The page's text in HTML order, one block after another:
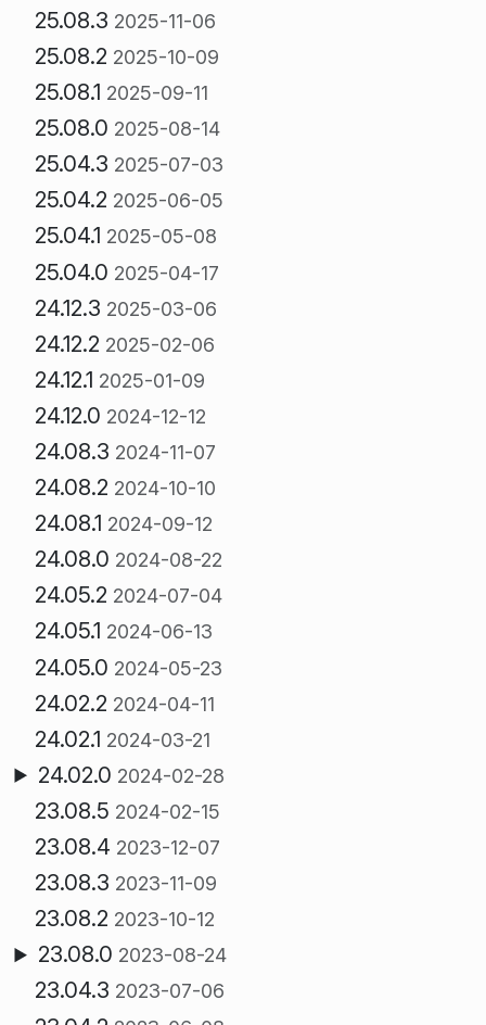
25.08.3 2025-11-06
25.08.2 2025-10-09
25.08.1 2025-09-11
25.08.0 2025-08-14
25.04.3 2025-07-03
25.04.2 2025-06-05
25.04.1 2025-05-08
25.04.0 2025-04-17
24.12.3 2025-03-06
24.12.2 2025-02-06
24.12.1 2025-01-09
24.12.0 2024-12-12
24.08.3 2024-11-07
24.08.2 2024-10-10
24.08.1 2024-09-12
24.08.0 2024-08-22
24.05.2 2024-07-04
24.05.1 2024-06-13
24.05.0 2024-05-23
24.02.2 2024-04-11
24.02.1 2024-03-21
24.02.0 2024-02-28
23.08.5 2024-02-15
23.08.4 2023-12-07
23.08.3 2023-11-09
23.08.2 2023-10-12
23.08.0 2023-08-24
23.04.3 2023-07-06